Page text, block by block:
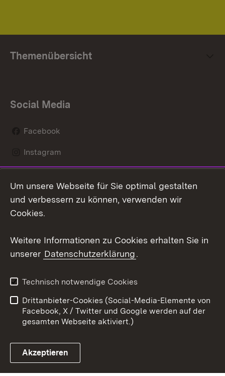
Themenübersicht
Social Media
Facebook
Instagram
Mastodon
Youtube
Link zum Landesportal
Kontakt
Datenschutz
Barrierefreiheit
Impressum Cookies
Um unsere Webseite für Sie optimal gestalten
und verbessern zu können, verwenden wir
Cookies.
Weitere Informationen zu Cookies erhalten Sie in
unserer Datenschutzerklärung.
Technisch notwendige Cookies
Drittanbieter-Cookies (Social-Media-Elemente von
Facebook, X / Twitter und Google werden auf der
gesamten Webseite aktiviert.)
Akzeptieren